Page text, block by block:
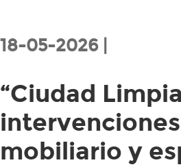
18-05-2026 |
“Ciudad
mobiliario y